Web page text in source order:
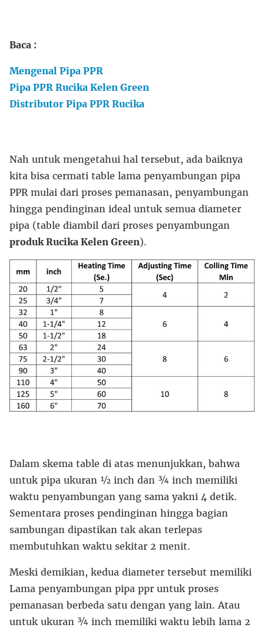
Baca :
Mengenal Pipa PPR
Pipa PPR Rucika Kelen Green
Distributor Pipa PPR Rucika
Nah untuk mengetahui hal tersebut, ada baiknya
kita bisa cermati table lama penyambungan pipa
PPR mulai dari proses pemanasan, penyambungan
hingga pendinginan ideal untuk semua diameter
pipa (table diambil dari proses penyambungan
produk Rucika Kelen Green).
Dalam skema table di atas menunjukkan, bahwa
untuk pipa ukuran ½ inch dan ¾ inch memiliki
waktu penyambungan yang sama yakni 4 detik.
Sementara proses pendinginan hingga bagian
sambungan dipastikan tak akan terlepas
membutuhkan waktu sekitar 2 menit.
Meski demikian, kedua diameter tersebut memiliki
Lama penyambungan pipa ppr untuk proses
pemanasan berbeda satu dengan yang lain. Atau
untuk ukuran ¾ inch memiliki waktu lebih lama 2